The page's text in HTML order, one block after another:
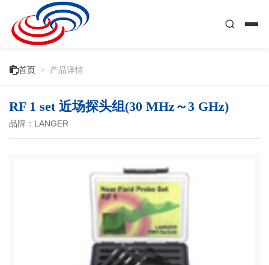
首页 > 产品详情
RF 1 set 近场探头组(30 MHz～3 GHz)
品牌：LANGER